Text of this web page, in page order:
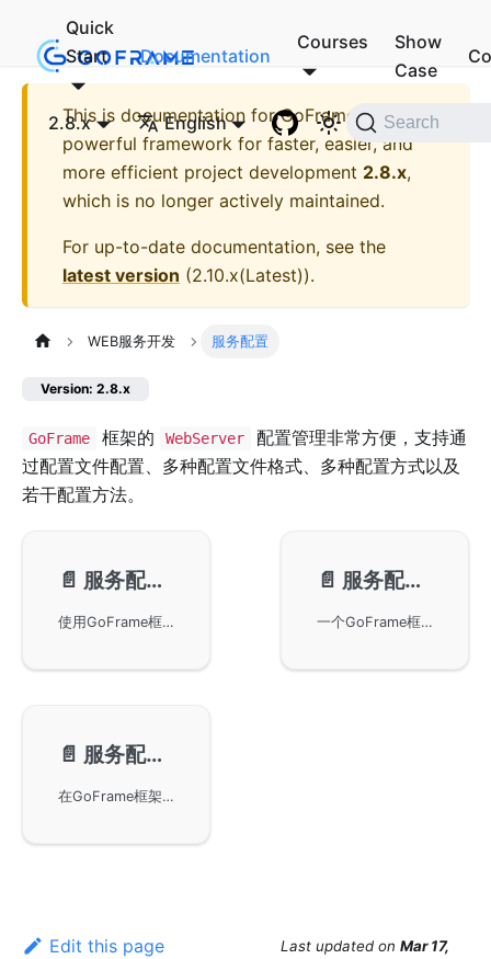
Quick
Start
Documentation
Courses
Show
Case
2.8.x English Search
This is documentation forGoFrame - A
powerful framework for faster, easier, and
more efficient project development 2.8.x,
which is no longer actively maintained.
For up-to-date documentation, see the
latest version (2.10.x(Latest)).
WEB服务开发 服务配置
Version: 2.8.x
GoFrame 框架的 WebServer
配置管理非常方便，支持通
过配置文件配置、多种配置文件格式、多种配置方式以及
若干配置方法。
📄️ 服务配置-配置文件
使用GoFrame框架的Server对象进行服务配置，支持通过配置文件进行配置，包括地址、日志设置和上传限制等。详细说明了单例对象的配置获取方式、默认值以及多配置管理方法，帮助用户优化服务配置策略。
📄️ 服务配置-配置文件模板
一个GoFrame框架服务配置的文件模板，详细介绍了各项配置参数，如地址监听、TLS/HTTPS配置、静态服务、Cookie和Sessions设置、日志记录等，帮助用户更好地使用和配置GoFrame HTTP Server。
📄️ 服务配置-配置方法
在GoFrame框架中通过SetConfig和SetConfigWithMap方法对服务器进行配置，包括配置对象ServerConfig的定义及使用Server对象进行特定配置。需要注意的是，配置项在Server执行Start后便不能再修改，以保证并发安全。
Edit this page Last updated on Mar 17,